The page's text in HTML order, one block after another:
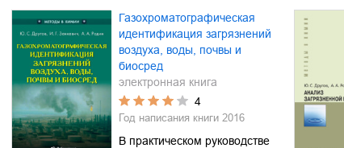
Газохроматографическая
идентификация загрязнений
воздуха, воды, почвы и
биосред
электронная книга
4
Год написания книги 2016
В практическом руководстве